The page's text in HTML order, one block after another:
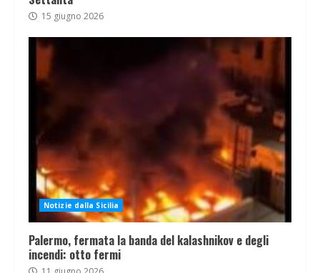
15 giugno 2026
Notizie dalla Sicilia
Palermo, fermata la banda del kalashnikov e degli
incendi: otto fermi